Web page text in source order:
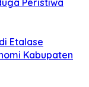
Etalase
Kabupaten